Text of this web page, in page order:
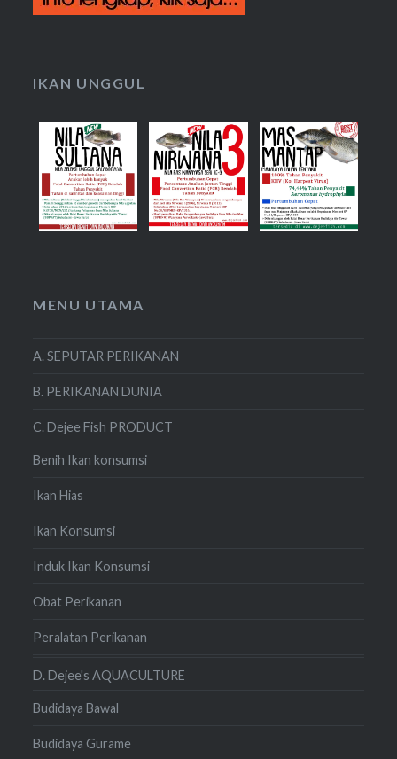
IKAN UNGGUL
MENU UTAMA
A. SEPUTAR PERIKANAN
B. PERIKANAN DUNIA
C. Dejee Fish PRODUCT
Benih Ikan konsumsi
Ikan Hias
Ikan Konsumsi
Induk Ikan Konsumsi
Obat Perikanan
Peralatan Perikanan
D. Dejee's AQUACULTURE
Budidaya Bawal
Budidaya Gurame